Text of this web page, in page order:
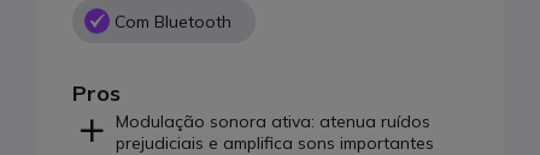
Com Bluetooth
Pros
Modulação sonora ativa: atenua ruídos
prejudiciais e amplifica sons importantes